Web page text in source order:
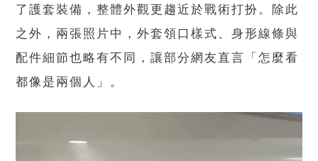
了護套裝備，整體外觀更趨近於戰術打扮。除此
之外，兩張照片中，外套領口樣式、身形線條與
配件細節也略有不同，讓部分網友直言「怎麼看
都像是兩個人」。